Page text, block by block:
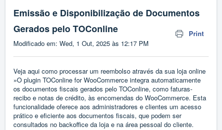
Emissão e Disponibilização de Documentos
Gerados pelo TOConline
Print
Modificado em: Wed, 1 Out, 2025 às 12:17 PM
Veja aqui como processar um reembolso através da sua loja online
»O plugin TOConline for WooCommerce integra automaticamente
os documentos fiscais gerados pelo TOConline, como faturas-
recibo e notas de crédito, às encomendas do WooCommerce. Esta
funcionalidade oferece aos administradores e clientes um acesso
prático e eficiente aos documentos fiscais, que podem ser
consultados no backoffice da loja e na área pessoal do cliente.